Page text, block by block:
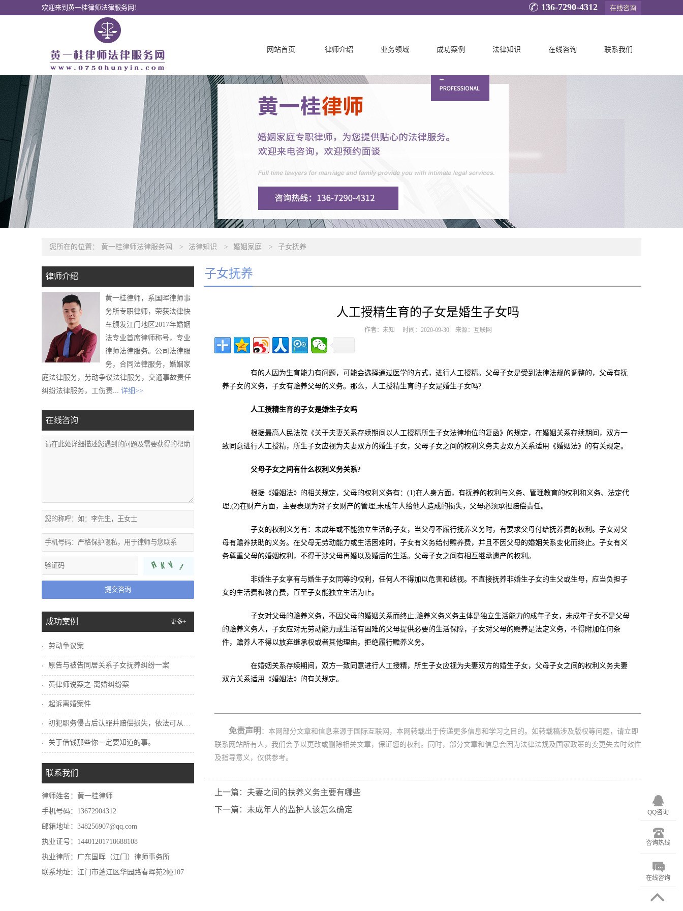
欢迎来到黄一桂律师法律服务网！ 136-7290-4312 在线咨询
网站首页 律师介绍 业务领域 成功案例 法律知识 在线咨询 联系我们
您所在的位置： 黄一桂律师法律服务网 > 法律知识 > 婚姻家庭 > 子女抚养
律师介绍
黄一桂律师，系国晖律师事
务所专职律师，荣获法律快
车颁发江门地区2017年婚姻
法专业首席律师称号，专业
律师法律服务。公司法律服
务，合同法律服务，婚姻家
庭法律服务，劳动争议法律服务，交通事故责任
纠纷法律服务，工伤责... 详细>>
在线咨询
提交咨询
成功案例 更多+
劳动争议案
原告与被告同居关系子女抚养纠纷一案
黄律师说案之-离婚纠纷案
起诉离婚案件
初犯职务侵占后认罪并赔偿损失，依法可从轻...
关于借钱那些你一定要知道的事。
联系我们
律师姓名：黄一桂律师
手机号码：13672904312
邮箱地址：348256907@qq.com
执业证号：14401201710688108
执业律所：广东国晖（江门）律师事务所
联系地址：江门市蓬江区华园路春晖苑2幢107
子女抚养
人工授精生育的子女是婚生子女吗
作者：未知 时间：2020-09-30 来源：互联网
有的人因为生育能力有问题，可能会选择通过医学的方式，进行人工授精。父母子女是受到法律法规的调整的，父母有抚
养子女的义务，子女有赡养父母的义务。那么，人工授精生育的子女是婚生子女吗?
人工授精生育的子女是婚生子女吗
根据最高人民法院《关于夫妻关系存续期间以人工授精所生子女法律地位的复函》的规定，在婚姻关系存续期间，双方一
致同意进行人工授精，所生子女应视为夫妻双方的婚生子女，父母子女之间的权利义务夫妻双方关系适用《婚姻法》的有关规定。
父母子女之间有什么权利义务关系?
根据《婚姻法》的相关规定，父母的权利义务有：(1)在人身方面，有抚养的权利与义务、管理教育的权利和义务、法定代
理;(2)在财产方面，主要表现为对子女财产的管理;未成年人给他人造成的损失，父母必须承担赔偿责任。
子女的权利义务有：未成年或不能独立生活的子女，当父母不履行抚养义务时，有要求父母付给抚养费的权利。子女对父
母有赡养扶助的义务。在父母无劳动能力或生活困难时，子女有义务给付赡养费，并且不因父母的婚姻关系变化而终止。子女有义
务尊重父母的婚姻权利，不得干涉父母再婚以及婚后的生活。父母子女之间有相互继承遗产的权利。
非婚生子女享有与婚生子女同等的权利，任何人不得加以危害和歧视。不直接抚养非婚生子女的生父或生母，应当负担子
女的生活费和教育费，直至子女能独立生活为止。
子女对父母的赡养义务，不因父母的婚姻关系而终止;赡养义务义务主体是独立生活能力的成年子女，未成年子女不是父母
的赡养义务人，子女应对无劳动能力或生活有困难的父母提供必要的生活保障，子女对父母的赡养是法定义务，不得附加任何条
件，赡养人不得以放弃继承权或者其他理由，拒绝履行赡养义务。
在婚姻关系存续期间，双方一致同意进行人工授精，所生子女应视为夫妻双方的婚生子女，父母子女之间的权利义务夫妻
双方关系适用《婚姻法》的有关规定。
免责声明 ：本网部分文章和信息来源于国际互联网，本网转载出于传递更多信息和学习之目的。如转载稿涉及版权等问题，请立即
联系网站所有人，我们会予以更改或删除相关文章，保证您的权利。同时，部分文章和信息会因为法律法规及国家政策的变更失去时效性
及指导意义，仅供参考。
上一篇：夫妻之间的扶养义务主要有哪些
下一篇：未成年人的监护人该怎么确定
QQ咨询
咨询热线
在线咨询